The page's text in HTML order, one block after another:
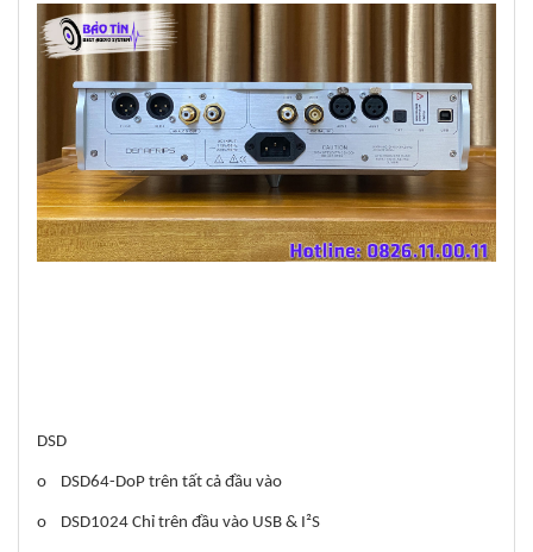
DSD
o DSD64-DoP trên tất cả đầu vào
o DSD1024 Chỉ trên đầu vào USB & I²S